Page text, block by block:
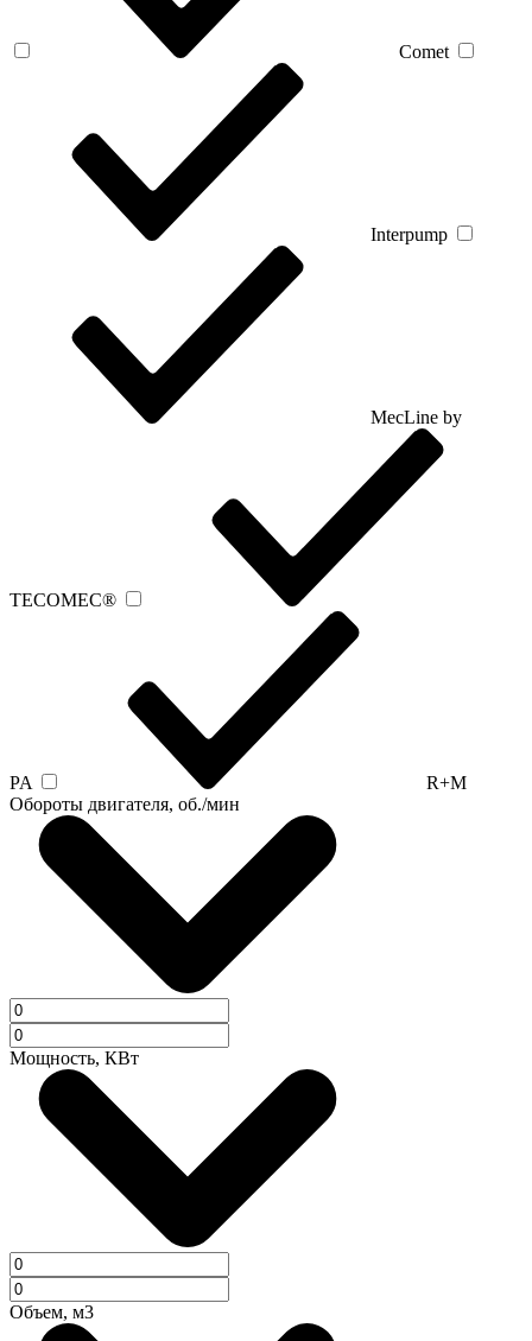
Comet
Interpump
MecLine by
TECOMEC®
PA
R+M
Обороты двигателя, об./мин
Мощность, КВт
Объем, м3